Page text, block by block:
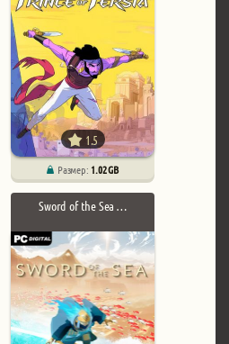
1.5
Размер: 1.02 GB
Sword of the Sea …